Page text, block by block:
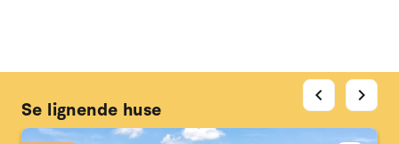
Se lignende huse
chevron_left chevron_right